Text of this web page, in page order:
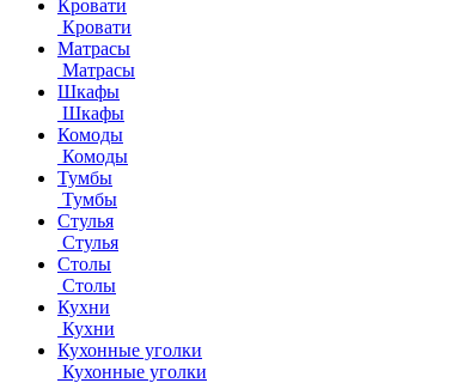
Кровати
Кровати
Матрасы
Матрасы
Шкафы
Шкафы
Комоды
Комоды
Тумбы
Тумбы
Стулья
Стулья
Столы
Столы
Кухни
Кухни
Кухонные уголки
Кухонные уголки